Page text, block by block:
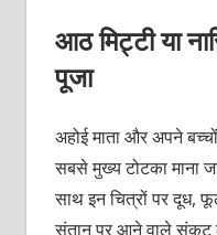
आठ मिट्टी या
पूजा
अहोई माता और अपने
सबसे मुख्य टोटका माना
साथ इन चित्रों पर दूध,
संतान पर आने वाले संकट